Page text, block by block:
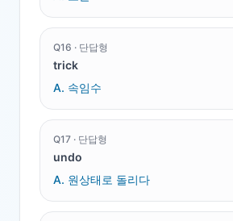
Q16 · 단답형
trick
A. 속임수
Q17 · 단답형
undo
A. 원상태로 돌리다